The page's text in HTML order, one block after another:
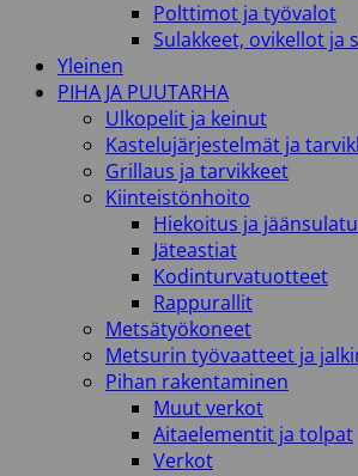
Polttimot ja työvalot
Sulakkeet, ovikellot ja
Yleinen
PIHA JA PUUTARHA
Ulkopelit ja keinut
Kastelujärjestelmät ja
Grillaus ja tarvikkeet
Kiinteistönhoito
Hiekoitus ja
Jäteastiat
Kodinturvatuotteet
Rappurallit
Metsätyökoneet
Metsurin työvaatteet ja
Pihan rakentaminen
Muut verkot
Aitaelementit ja tolpat
Verkot